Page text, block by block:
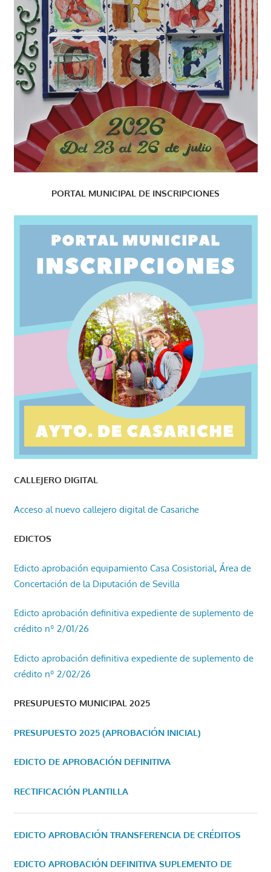
PORTAL MUNICIPAL DE INSCRIPCIONES
CALLEJERO DIGITAL
Acceso al nuevo callejero digital de Casariche
EDICTOS
Edicto aprobación equipamiento Casa Cosistorial, Área de
Concertación de la Diputación de Sevilla
Edicto aprobación definitiva expediente de suplemento de
crédito nº 2/01/26
Edicto aprobación definitiva expediente de suplemento de
crédito nº 2/02/26
PRESUPUESTO MUNICIPAL 2025
PRESUPUESTO 2025 (APROBACIÓN INICIAL)
EDICTO DE APROBACIÓN DEFINITIVA
RECTIFICACIÓN PLANTILLA
EDICTO APROBACIÓN TRANSFERENCIA DE CRÉDITOS
EDICTO APROBACIÓN DEFINITIVA SUPLEMENTO DE